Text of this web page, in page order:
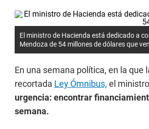
El ministro de Hacienda está dedicado a
Mendoza de 54 millones de dólares que
En una semana política, en la
recortada Ley Ómnibus, el
urgencia: encontrar
semana.